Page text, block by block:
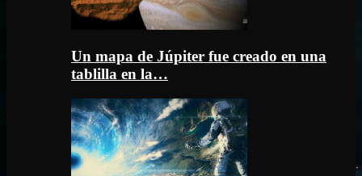
Un mapa de Júpiter fue creado en una
tablilla en la…